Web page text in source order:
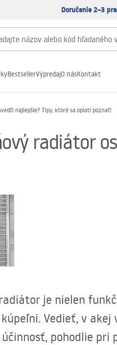
Doručenie 2–3
BestsellerVýpredajO násKontakt
najlepšie? Tipy, ktoré sa oplatí poznať!
radiátor
je nielen
Vedieť, v
pohodlie pri